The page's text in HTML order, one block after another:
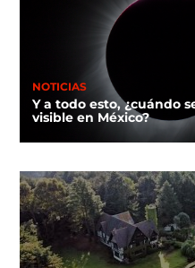
NOTICIAS
Y a todo esto, ¿cuándo
visible en México?